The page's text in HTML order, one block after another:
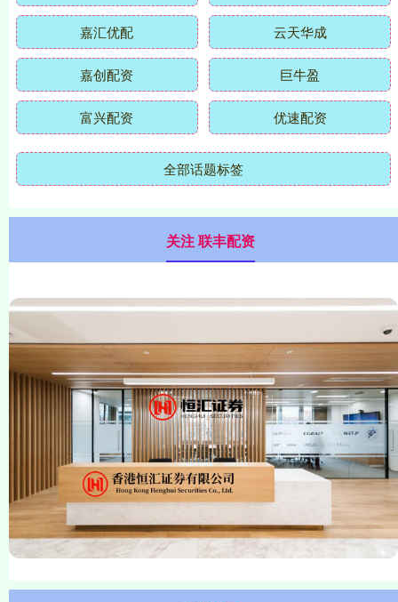
嘉汇优配 云天华成
嘉创配资 巨牛盈
富兴配资 优速配资
全部话题标签
关注 联丰配资